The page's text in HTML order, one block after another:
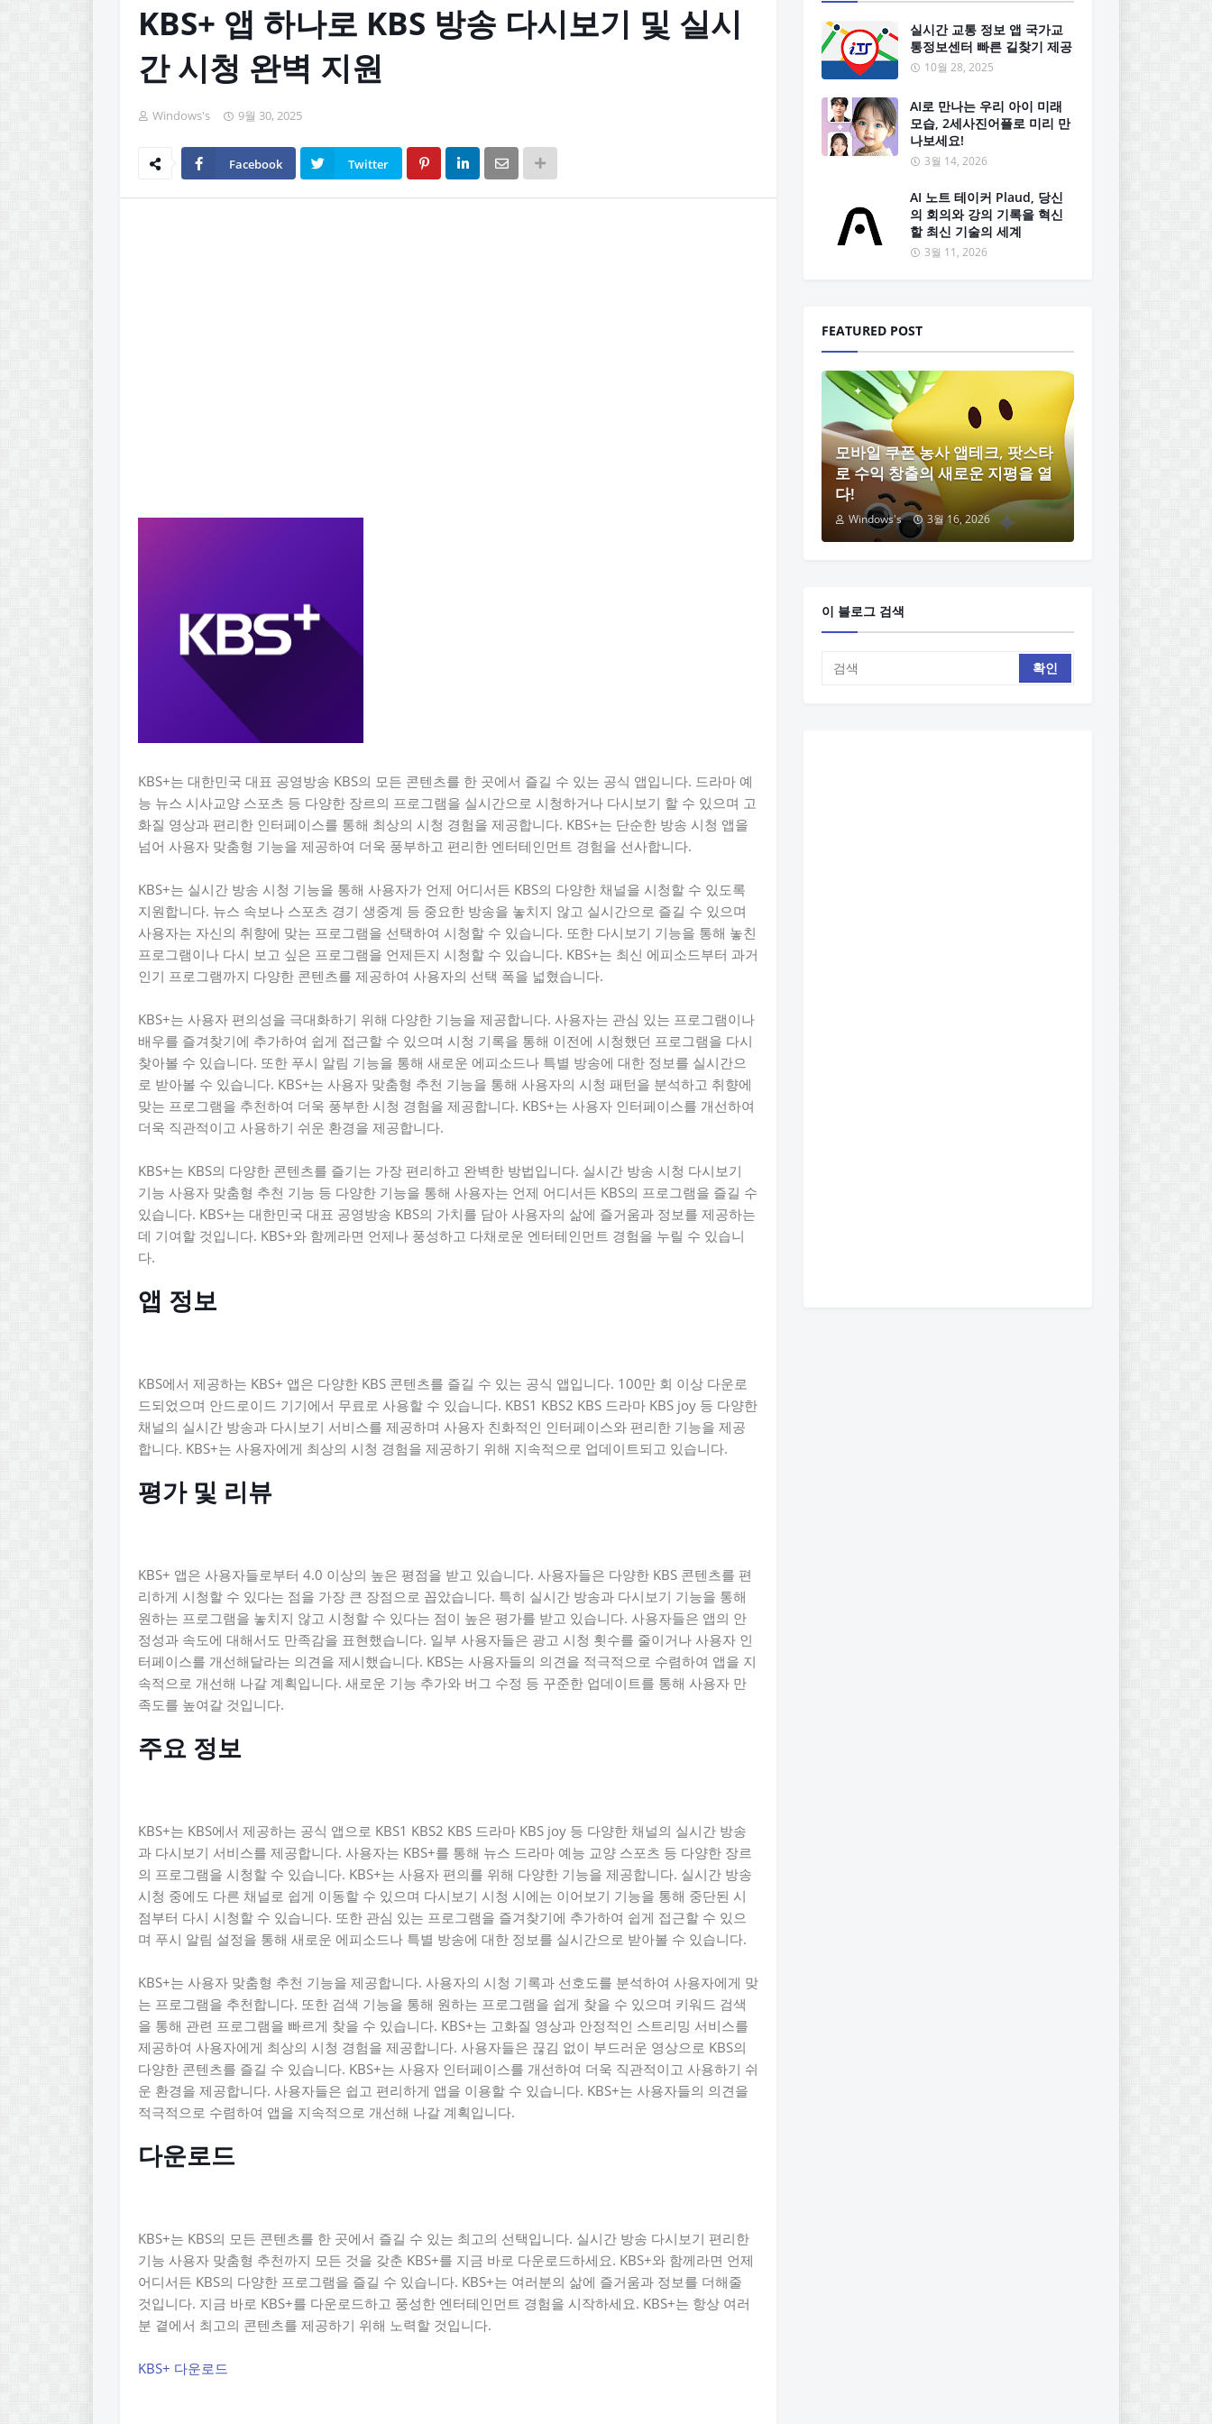
KBS+ 앱 하나로 KBS 방송 다시보기 및 실시
간 시청 완벽 지원
Windows's 9월 30, 2025
Facebook Twitter
KBS+는 대한민국 대표 공영방송 KBS의 모든 콘텐츠를 한 곳에서 즐길 수 있는 공식 앱입니다. 드라마 예
능 뉴스 시사교양 스포츠 등 다양한 장르의 프로그램을 실시간으로 시청하거나 다시보기 할 수 있으며 고
화질 영상과 편리한 인터페이스를 통해 최상의 시청 경험을 제공합니다. KBS+는 단순한 방송 시청 앱을
넘어 사용자 맞춤형 기능을 제공하여 더욱 풍부하고 편리한 엔터테인먼트 경험을 선사합니다.
KBS+는 실시간 방송 시청 기능을 통해 사용자가 언제 어디서든 KBS의 다양한 채널을 시청할 수 있도록
지원합니다. 뉴스 속보나 스포츠 경기 생중계 등 중요한 방송을 놓치지 않고 실시간으로 즐길 수 있으며
사용자는 자신의 취향에 맞는 프로그램을 선택하여 시청할 수 있습니다. 또한 다시보기 기능을 통해 놓친
프로그램이나 다시 보고 싶은 프로그램을 언제든지 시청할 수 있습니다. KBS+는 최신 에피소드부터 과거
인기 프로그램까지 다양한 콘텐츠를 제공하여 사용자의 선택 폭을 넓혔습니다.
KBS+는 사용자 편의성을 극대화하기 위해 다양한 기능을 제공합니다. 사용자는 관심 있는 프로그램이나
배우를 즐겨찾기에 추가하여 쉽게 접근할 수 있으며 시청 기록을 통해 이전에 시청했던 프로그램을 다시
찾아볼 수 있습니다. 또한 푸시 알림 기능을 통해 새로운 에피소드나 특별 방송에 대한 정보를 실시간으
로 받아볼 수 있습니다. KBS+는 사용자 맞춤형 추천 기능을 통해 사용자의 시청 패턴을 분석하고 취향에
맞는 프로그램을 추천하여 더욱 풍부한 시청 경험을 제공합니다. KBS+는 사용자 인터페이스를 개선하여
더욱 직관적이고 사용하기 쉬운 환경을 제공합니다.
KBS+는 KBS의 다양한 콘텐츠를 즐기는 가장 편리하고 완벽한 방법입니다. 실시간 방송 시청 다시보기
기능 사용자 맞춤형 추천 기능 등 다양한 기능을 통해 사용자는 언제 어디서든 KBS의 프로그램을 즐길 수
있습니다. KBS+는 대한민국 대표 공영방송 KBS의 가치를 담아 사용자의 삶에 즐거움과 정보를 제공하는
데 기여할 것입니다. KBS+와 함께라면 언제나 풍성하고 다채로운 엔터테인먼트 경험을 누릴 수 있습니
다.
앱 정보
KBS에서 제공하는 KBS+ 앱은 다양한 KBS 콘텐츠를 즐길 수 있는 공식 앱입니다. 100만 회 이상 다운로
드되었으며 안드로이드 기기에서 무료로 사용할 수 있습니다. KBS1 KBS2 KBS 드라마 KBS joy 등 다양한
채널의 실시간 방송과 다시보기 서비스를 제공하며 사용자 친화적인 인터페이스와 편리한 기능을 제공
합니다. KBS+는 사용자에게 최상의 시청 경험을 제공하기 위해 지속적으로 업데이트되고 있습니다.
평가 및 리뷰
KBS+ 앱은 사용자들로부터 4.0 이상의 높은 평점을 받고 있습니다. 사용자들은 다양한 KBS 콘텐츠를 편
리하게 시청할 수 있다는 점을 가장 큰 장점으로 꼽았습니다. 특히 실시간 방송과 다시보기 기능을 통해
원하는 프로그램을 놓치지 않고 시청할 수 있다는 점이 높은 평가를 받고 있습니다. 사용자들은 앱의 안
정성과 속도에 대해서도 만족감을 표현했습니다. 일부 사용자들은 광고 시청 횟수를 줄이거나 사용자 인
터페이스를 개선해달라는 의견을 제시했습니다. KBS는 사용자들의 의견을 적극적으로 수렴하여 앱을 지
속적으로 개선해 나갈 계획입니다. 새로운 기능 추가와 버그 수정 등 꾸준한 업데이트를 통해 사용자 만
족도를 높여갈 것입니다.
주요 정보
KBS+는 KBS에서 제공하는 공식 앱으로 KBS1 KBS2 KBS 드라마 KBS joy 등 다양한 채널의 실시간 방송
과 다시보기 서비스를 제공합니다. 사용자는 KBS+를 통해 뉴스 드라마 예능 교양 스포츠 등 다양한 장르
의 프로그램을 시청할 수 있습니다. KBS+는 사용자 편의를 위해 다양한 기능을 제공합니다. 실시간 방송
시청 중에도 다른 채널로 쉽게 이동할 수 있으며 다시보기 시청 시에는 이어보기 기능을 통해 중단된 시
점부터 다시 시청할 수 있습니다. 또한 관심 있는 프로그램을 즐겨찾기에 추가하여 쉽게 접근할 수 있으
며 푸시 알림 설정을 통해 새로운 에피소드나 특별 방송에 대한 정보를 실시간으로 받아볼 수 있습니다.
KBS+는 사용자 맞춤형 추천 기능을 제공합니다. 사용자의 시청 기록과 선호도를 분석하여 사용자에게 맞
는 프로그램을 추천합니다. 또한 검색 기능을 통해 원하는 프로그램을 쉽게 찾을 수 있으며 키워드 검색
을 통해 관련 프로그램을 빠르게 찾을 수 있습니다. KBS+는 고화질 영상과 안정적인 스트리밍 서비스를
제공하여 사용자에게 최상의 시청 경험을 제공합니다. 사용자들은 끊김 없이 부드러운 영상으로 KBS의
다양한 콘텐츠를 즐길 수 있습니다. KBS+는 사용자 인터페이스를 개선하여 더욱 직관적이고 사용하기 쉬
운 환경을 제공합니다. 사용자들은 쉽고 편리하게 앱을 이용할 수 있습니다. KBS+는 사용자들의 의견을
적극적으로 수렴하여 앱을 지속적으로 개선해 나갈 계획입니다.
다운로드
KBS+는 KBS의 모든 콘텐츠를 한 곳에서 즐길 수 있는 최고의 선택입니다. 실시간 방송 다시보기 편리한
기능 사용자 맞춤형 추천까지 모든 것을 갖춘 KBS+를 지금 바로 다운로드하세요. KBS+와 함께라면 언제
어디서든 KBS의 다양한 프로그램을 즐길 수 있습니다. KBS+는 여러분의 삶에 즐거움과 정보를 더해줄
것입니다. 지금 바로 KBS+를 다운로드하고 풍성한 엔터테인먼트 경험을 시작하세요. KBS+는 항상 여러
분 곁에서 최고의 콘텐츠를 제공하기 위해 노력할 것입니다.
KBS+ 다운로드
실시간 교통 정보 앱 국가교
통정보센터 빠른 길찾기 제공
10월 28, 2025
AI로 만나는 우리 아이 미래
모습, 2세사진어플로 미리 만
나보세요!
3월 14, 2026
AI 노트 테이커 Plaud, 당신
의 회의와 강의 기록을 혁신
할 최신 기술의 세계
3월 11, 2026
FEATURED POST
모바일 쿠폰 농사 앱테크, 팟스타
로 수익 창출의 새로운 지평을 열
다!
Windows's 3월 16, 2026
이 블로그 검색